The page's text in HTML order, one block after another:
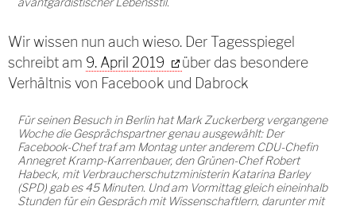
Wir wissen nun auch wieso. Der Tagesspiegel
schreibt am 9. April 2019
über das besondere
Verhältnis von Facebook und Dabrock
Für seinen Besuch in Berlin hat Mark Zuckerberg vergangene
Woche die Gesprächspartner genau ausgewählt: Der
Facebook-Chef traf am Montag unter anderem CDU-Chefin
Annegret Kramp-Karrenbauer, den Grünen-Chef Robert
Habeck, mit Verbraucherschutzministerin Katarina Barley
(SPD) gab es 45 Minuten. Und am Vormittag gleich eineinhalb
Stunden für ein Gespräch mit Wissenschaftlern, darunter mit